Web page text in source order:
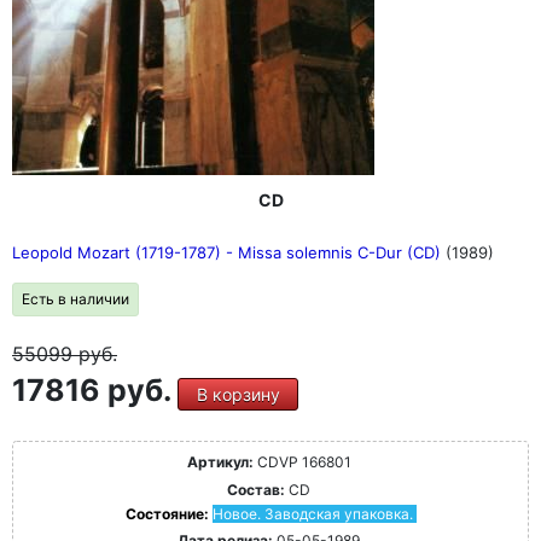
CD
Leopold Mozart (1719-1787) - Missa solemnis C-Dur (CD) (1989)
Есть в наличии
55099руб.
17816 руб. В корзину
Артикул: CDVP 166801
Состав: CD
Состояние: Новое. Заводская упаковка.